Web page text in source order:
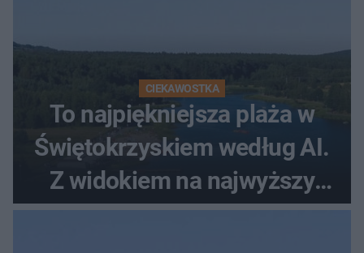
CIEKAWOSTKA
To najpiękniejsza plaża w
Świętokrzyskiem według AI.
Z widokiem na najwyższy
szczyt Gór Świętokrzyskich